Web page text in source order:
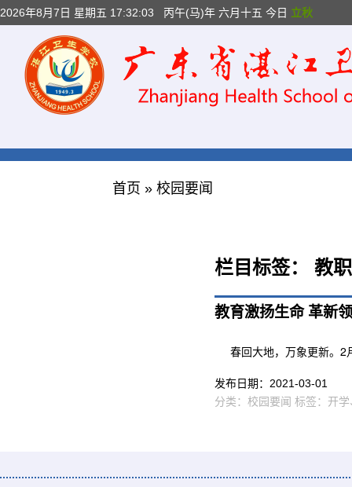
2026年8月7日 星期五 17:32:04 丙午(马)年 六月十五 今日 立秋
首页 » 校园要闻
栏目标签： 教
教育激扬生命 革新
春回大地，万象更新。
发布日期： 2021-03-01
分类： 校园要闻 标签： 开学